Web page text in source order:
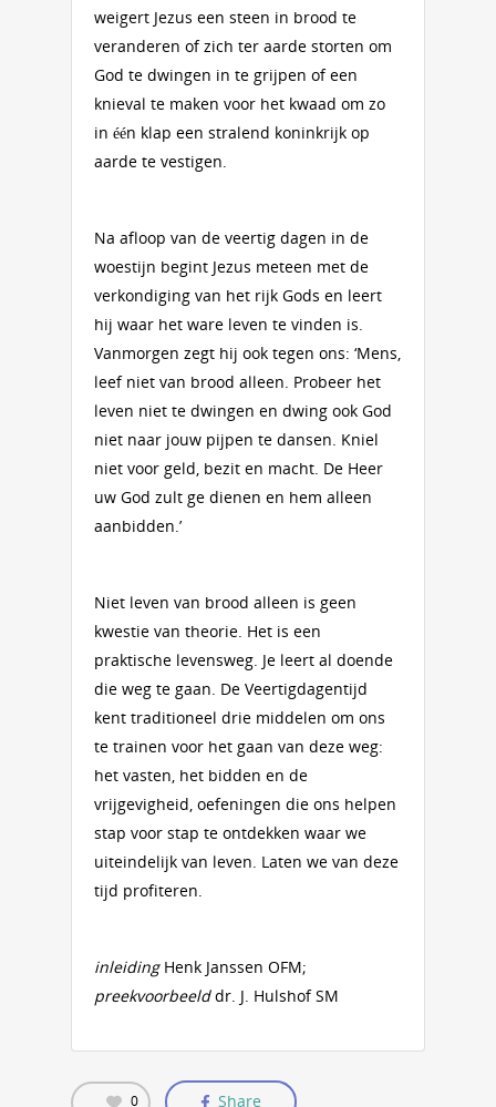
weigert Jezus een steen in brood te
veranderen of zich ter aarde storten om
God te dwingen in te grijpen of een
knieval te maken voor het kwaad om zo
in één klap een stralend koninkrijk op
aarde te vestigen.
Na afloop van de veertig dagen in de
woestijn begint Jezus meteen met de
verkondiging van het rijk Gods en leert
hij waar het ware leven te vinden is.
Vanmorgen zegt hij ook tegen ons: ‘Mens,
leef niet van brood alleen. Probeer het
leven niet te dwingen en dwing ook God
niet naar jouw pijpen te dansen. Kniel
niet voor geld, bezit en macht. De Heer
uw God zult ge dienen en hem alleen
aanbidden.’
Niet leven van brood alleen is geen
kwestie van theorie. Het is een
praktische levensweg. Je leert al doende
die weg te gaan. De Veertigdagentijd
kent traditioneel drie middelen om ons
te trainen voor het gaan van deze weg:
het vasten, het bidden en de
vrijgevigheid, oefeningen die ons helpen
stap voor stap te ontdekken waar we
uiteindelijk van leven. Laten we van deze
tijd profiteren.
inleidingHenk Janssen OFM;
preekvoorbeelddr. J. Hulshof SM
0 Share